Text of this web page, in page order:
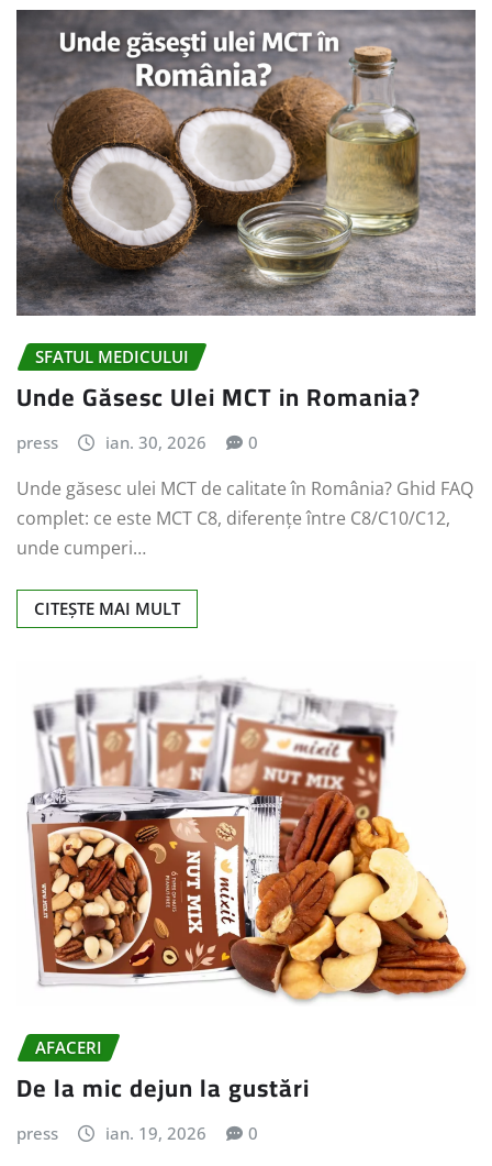
SFATUL MEDICULUI
Unde Găsesc Ulei MCT in Romania?
press ian. 30, 2026 0
Unde găsesc ulei MCT de calitate în România? Ghid FAQ
complet: ce este MCT C8, diferențe între C8/C10/C12,
unde cumperi…
CITEȘTE MAI MULT
AFACERI
De la mic dejun la gustări
press ian. 19, 2026 0